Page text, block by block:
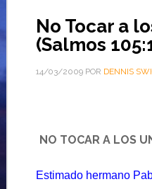
No Tocar a
(Salmos
14/03/2009POR DENNIS
NO TOCAR A LOS
Estimado hermano